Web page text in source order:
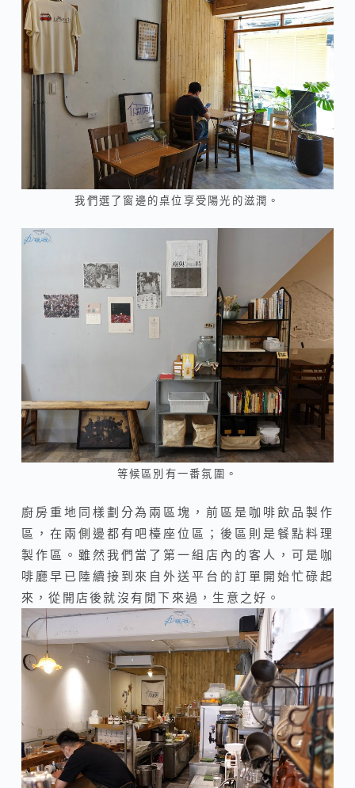
我們選了窗邊的桌位享受陽光的滋潤。
等候區別有一番氛圍。
廚房重地同樣劃分為兩區塊，前區是咖啡飲品製作
區，在兩側邊都有吧檯座位區；後區則是餐點料理
製作區。雖然我們當了第一組店內的客人，可是咖
啡廳早已陸續接到來自外送平台的訂單開始忙碌起
來，從開店後就沒有閒下來過，生意之好。